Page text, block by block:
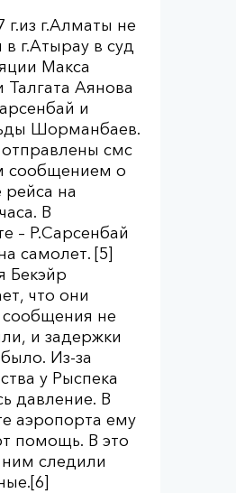
г.из г.Алматы не
г.Атырау в суд
Макса
Талгата Аянова
и
Шорманбаев.
смс
сообщением о
рейса на
В
– Р.Сарсенбай
самолет. [5]
Бекэйр
что они
сообщения не
и задержки
Из-за
у Рыспека
давление. В
аэропорта ему
помощь. В это
следили